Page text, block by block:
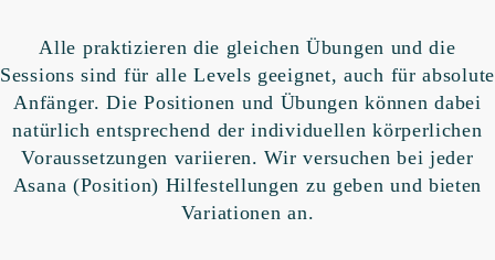
Alle praktizieren die gleichen Übungen und die
Sessions sind für alle Levels geeignet, auch für absolute
Anfänger. Die Positionen und Übungen können dabei
natürlich entsprechend der individuellen körperlichen
Voraussetzungen variieren. Wir versuchen bei jeder
Asana (Position) Hilfestellungen zu geben und bieten
Variationen an.